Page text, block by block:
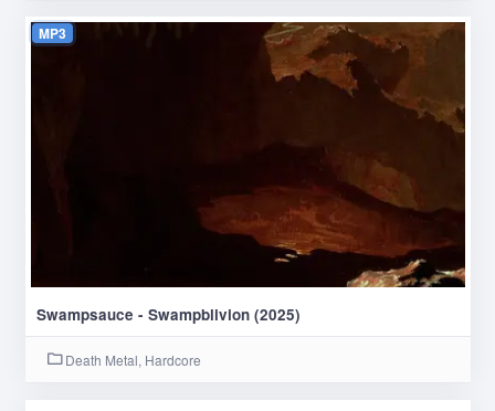
MP3
Swampsauce - Swampblivion (2025)
Death Metal, Hardcore